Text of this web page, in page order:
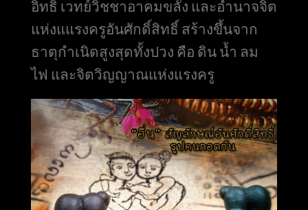
อิทธิ เวทย์วิชชาอาคมขลัง และอำนาจจิต
แห่งแแรงครูอันศักดิ์สิทธิ์ สร้างขึ้นจาก
ธาตุกำเนิดสูงสุดทั้งปวง คือ ดิน น้ำ ลม
ไฟ และจิตวิญญาณแห่งแรงครู